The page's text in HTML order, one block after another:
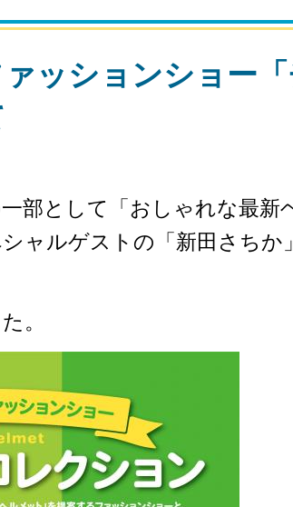
ッションショー
部として「おしゃれな最新
ャルゲストの「新田さちか
。